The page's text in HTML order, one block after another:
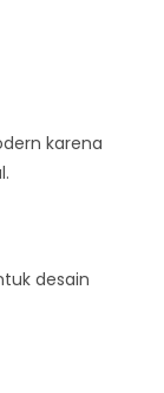
karena
desain